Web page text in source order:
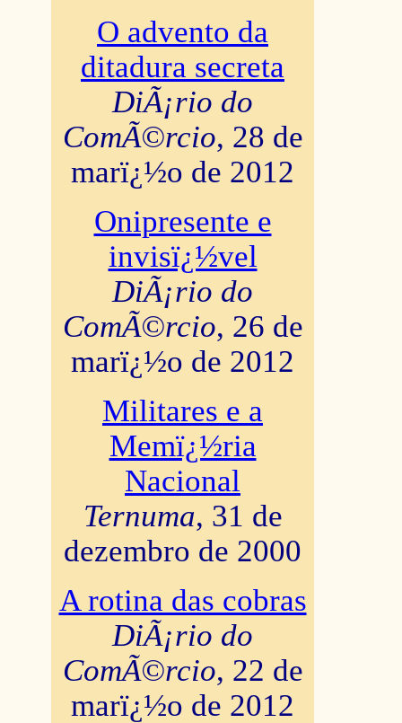
O advento da
ditadura secreta
DiÃ¡rio do
ComÃ©rcio, 28 de
marï¿½o de 2012
Onipresente e
invisï¿½vel
DiÃ¡rio do
ComÃ©rcio, 26 de
marï¿½o de 2012
Militares e a
Memï¿½ria
Nacional
Ternuma, 31 de
dezembro de 2000
A rotina das cobras
DiÃ¡rio do
ComÃ©rcio, 22 de
marï¿½o de 2012